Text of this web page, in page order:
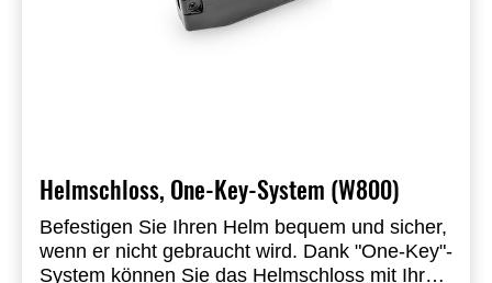
Helmschloss, One-Key-System (W800)
Befestigen Sie Ihren Helm bequem und sicher,
wenn er nicht gebraucht wird. Dank "One-Key"-
System können Sie das Helmschloss mit Ihrem